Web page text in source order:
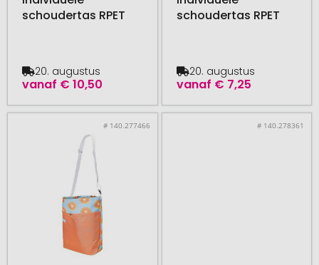
schoudertas RPET
vanaf € 10,50
20. augustus
schoudertas RPET
vanaf € 7,25
20. augustus
# 140.277466 # 140.278361